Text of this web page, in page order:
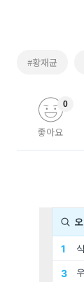
#황재균
좋아요
0